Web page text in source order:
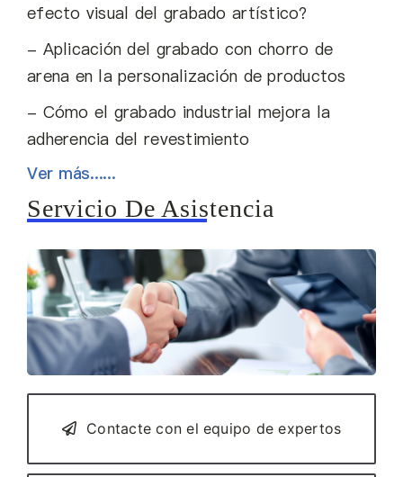
efecto visual del grabado artístico?
- Aplicación del grabado con chorro de
arena en la personalización de productos
- Cómo el grabado industrial mejora la
adherencia del revestimiento
Ver más......
Servicio De Asistencia
Contacte con el equipo de expertos